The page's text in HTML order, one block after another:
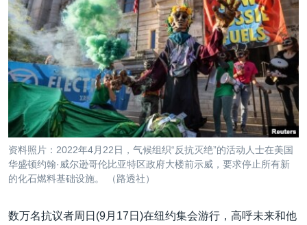
航
跳
转
到
检
中东
欧洲
非洲
美洲
全球议题
人权·法律·宗教
科教·文娱·体健
军事
劳工
环境
热点专题
白宫要闻
国会报道
美中关系
美国建国250周年
埃博拉疫情
美国之音专访
重要讲话与声明
台海两岸关系
VOA视频
VOA今日焦点
中文广播
关注我们
其他语言网站
资料照片：2022年4月22日，气候组织“反抗灭绝”的活动人士在美国
华盛顿约翰·威尔逊哥伦比亚特区政府大楼前示威，要求停止所有新
的化石燃料基础设施。 （路透社）
数万名抗议者周日(9月17日)在纽约集会游行，高呼未来和他